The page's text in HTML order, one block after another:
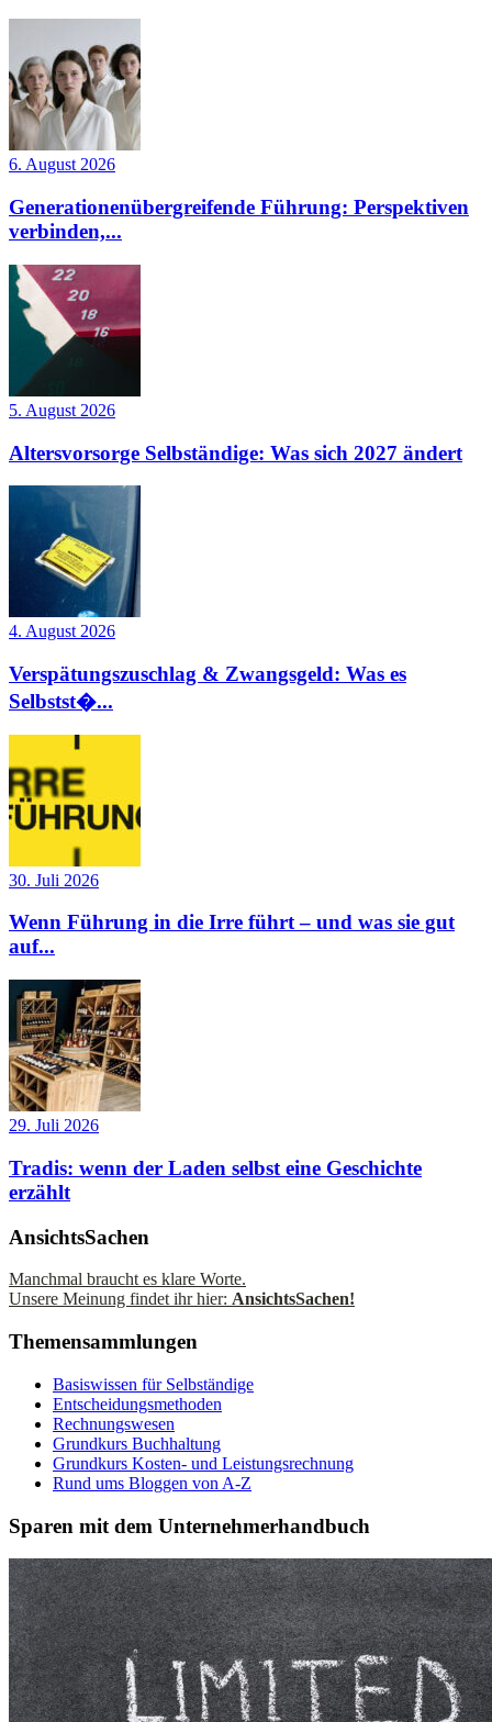
6. August 2026
Generationenübergreifende Führung: Perspektiven
verbinden,...
5. August 2026
Altersvorsorge Selbständige: Was sich 2027 ändert
4. August 2026
Verspätungszuschlag & Zwangsgeld: Was es
Selbstst�...
30. Juli 2026
Wenn Führung in die Irre führt – und was sie gut
auf...
29. Juli 2026
Tradis: wenn der Laden selbst eine Geschichte
erzählt
AnsichtsSachen
Manchmal braucht es klare Worte.
Unsere Meinung findet ihr hier: AnsichtsSachen!
Themensammlungen
Basiswissen für Selbständige
Entscheidungsmethoden
Rechnungswesen
Grundkurs Buchhaltung
Grundkurs Kosten- und Leistungsrechnung
Rund ums Bloggen von A-Z
Sparen mit dem Unternehmerhandbuch